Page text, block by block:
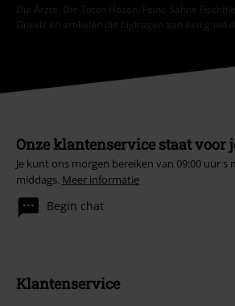
Die Ärzte, Die Toten Hosen, Feine Sahne
Onkelz en artikelen die bijdragen aan een goed
Onze klantenservice staat voor
Je kunt ons morgen bereiken van 09:00 uur
middags. Meer informatie
Begin chat
Klantenservice